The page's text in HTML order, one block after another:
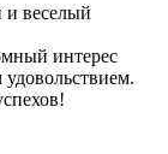
и веселый
интерес